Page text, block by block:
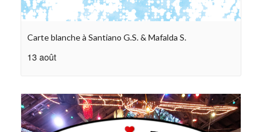
Carte blanche à Santiano G.S. & Mafalda S.
13 août